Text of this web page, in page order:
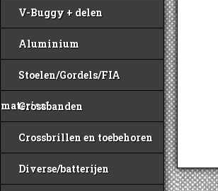
V-Buggy + delen
Aluminium
Stoelen/Gordels/FIA
materiaal
Crossbanden
Crossbrillen en toebehoren
Diverse/batterijen